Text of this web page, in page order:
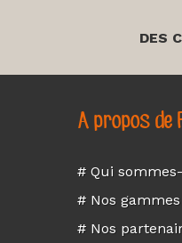
DES
A propos de
# Qui
# Nos
# Nos